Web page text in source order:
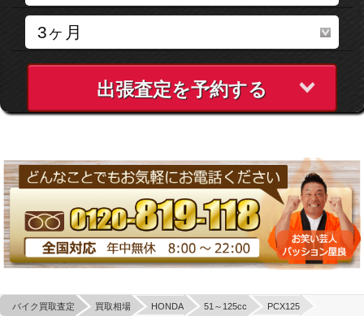
出張査定を予約する
バイク買取査定 買取相場 HONDA 51～125cc PCX125